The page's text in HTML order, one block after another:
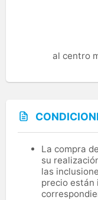
al centro
La compra
su
las
precio están